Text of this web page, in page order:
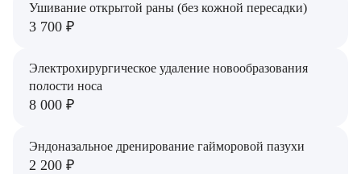
Ушивание открытой раны (без кожной пересадки)
3 700 ₽
Электрохирургическое удаление новообразования
полости носа
8 000 ₽
Эндоназальное дренирование гайморовой пазухи
2 200 ₽
Уманская Марина Владимировна
Чадная Екатерина Александровна